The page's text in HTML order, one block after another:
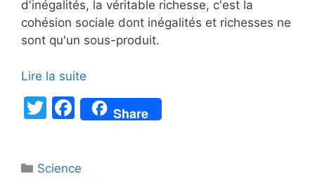
d'inégalités, la véritable richesse, c'est la
cohésion sociale dont inégalités et richesses ne
sont qu'un sous-produit.
Lire la suite
T
er
F
a
e
Share
Catégories
Science